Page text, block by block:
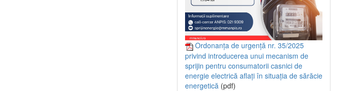
Ordonanța de urgență nr. 35/2025
privind introducerea unui mecanism de
sprijin pentru consumatorii casnici de
energie electrică aflați în situația de sărăcie
energetică (pdf)